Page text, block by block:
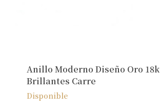
Anillo Moderno Diseño Oro 18k
Brillantes Carre
Disponible